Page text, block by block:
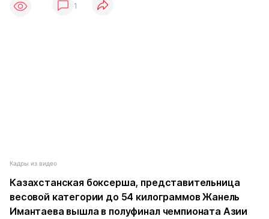
1
Кадры из видео
Казахстанская боксерша, представительница
весовой категории до 54 килограммов Жанель
Имантаева вышла в полуфинал чемпионата Азии